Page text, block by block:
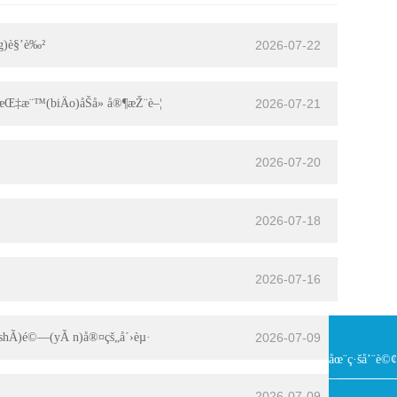
2026-07-22
å®¶æŽ¨è–¦ 2026-07-21
2026-07-20
2026-07-18
2026-07-16
n)å®¤çš„å´›èµ· 2026-07-09
åœ¨ç·šå’¨è©¢